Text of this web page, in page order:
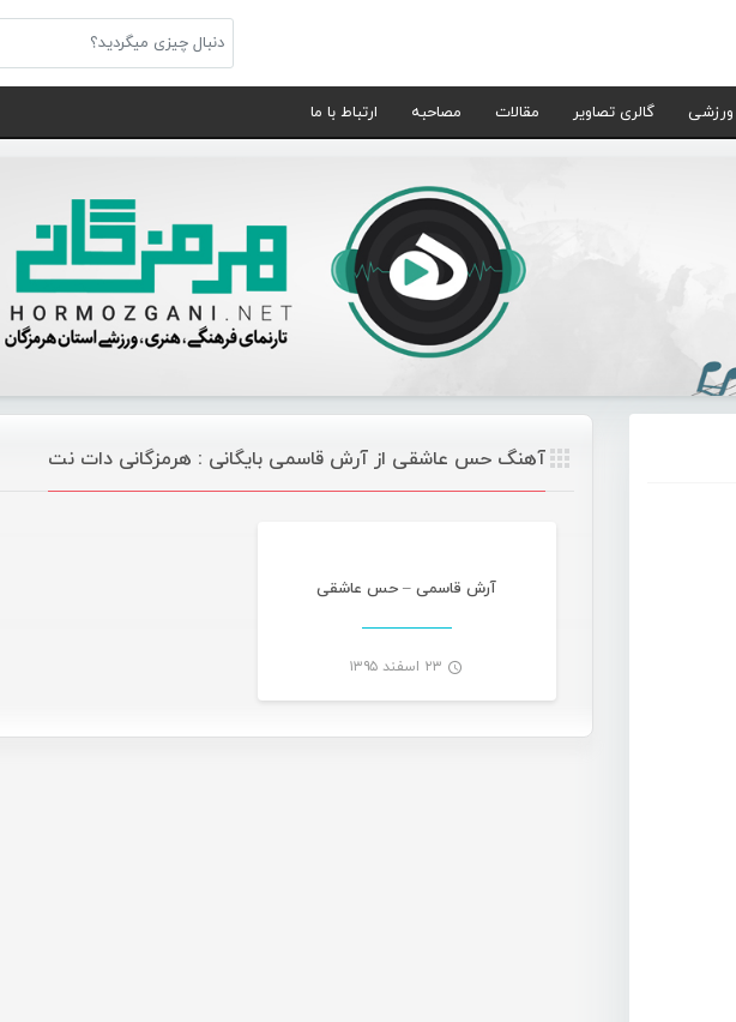
ورزشی گالری تصاویر مقالات مصاحبه ارتباط با ما
آهنگ حس عاشقی از آرش قاسمی بایگانی : هرمزگانی دات نت
آرش قاسمی – حس عاشقی
۲۳ اسفند ۱۳۹۵